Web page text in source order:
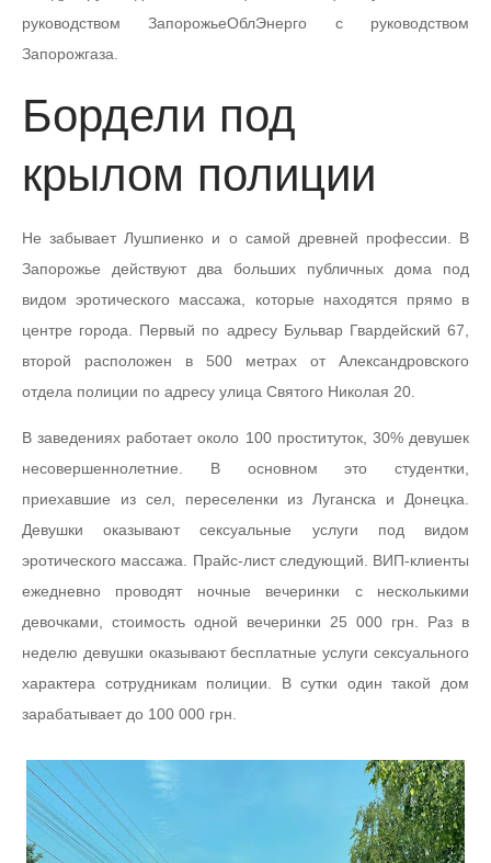
руководством ЗапорожьеОблЭнерго с руководством
Запорожгаза.
Бордели под
крылом полиции
Не забывает Лушпиенко и о самой древней профессии. В
Запорожье действуют два больших публичных дома под
видом эротического массажа, которые находятся прямо в
центре города. Первый по адресу Бульвар Гвардейский 67,
второй расположен в 500 метрах от Александровского
отдела полиции по адресу улица Святого Николая 20.
В заведениях работает около 100 проституток, 30% девушек
несовершеннолетние. В основном это студентки,
приехавшие из сел, переселенки из Луганска и Донецка.
Девушки оказывают сексуальные услуги под видом
эротического массажа. Прайс-лист следующий. ВИП-клиенты
ежедневно проводят ночные вечеринки с несколькими
девочками, стоимость одной вечеринки 25 000 грн. Раз в
неделю девушки оказывают бесплатные услуги сексуального
характера сотрудникам полиции. В сутки один такой дом
зарабатывает до 100 000 грн.